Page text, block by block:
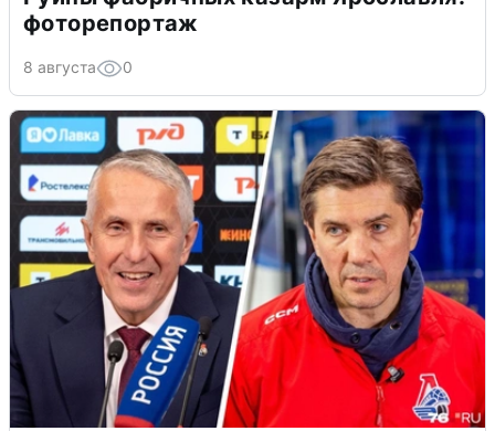
фоторепортаж
8 августа 0